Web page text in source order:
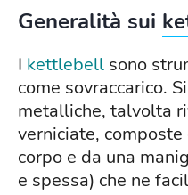
Generalità sui
I kettlebell sono
come sovraccarico.
metalliche, talvolta
verniciate,
corpo e da una
e spessa) che ne